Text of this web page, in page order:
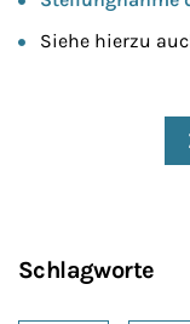
Siehe hierzu
Schlagworte